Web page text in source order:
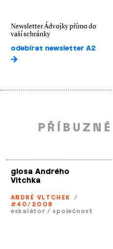
Newsletter Ádvojky přímo do
vaší schránky
odebírat newsletter A2
glosa Andrého
Vltchka
ANDRÉ VLTCHEK /
#40/2008
eskalátor / společnost